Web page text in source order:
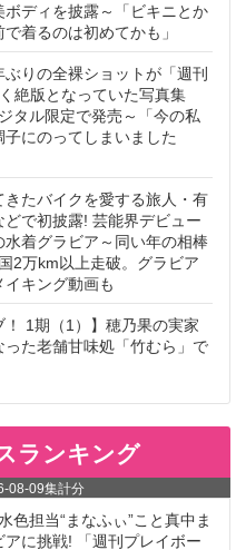
ディを披露～「ビキニとか
着るのは初めてかも」
りの全裸ショットが「週刊
絶版となっていた写真集
タル限定で発売～「今の私
にのってしまいました
きたバイクを愛する旅人・有
で初披露! 芸能界デビュー
着グラビア～同い年の相棒
2万km以上走破。グラビア
キング動画も
！ 1期（1）】穂乃果の実家
った老舗甘味処「竹むら」で
ランキング
08-09集計分
色担当“まなふぃ”こと真中ま
に挑戦! 「週刊プレイボー